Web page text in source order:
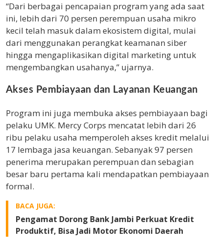
“Dari berbagai pencapaian program yang ada saat
ini, lebih dari 70 persen perempuan usaha mikro
kecil telah masuk dalam ekosistem digital, mulai
dari menggunakan perangkat keamanan siber
hingga mengaplikasikan digital marketing untuk
mengembangkan usahanya,” ujarnya.
Akses Pembiayaan dan Layanan Keuangan
Program ini juga membuka akses pembiayaan bagi
pelaku UMK. Mercy Corps mencatat lebih dari 26
ribu pelaku usaha memperoleh akses kredit melalui
17 lembaga jasa keuangan. Sebanyak 97 persen
penerima merupakan perempuan dan sebagian
besar baru pertama kali mendapatkan pembiayaan
formal.
BACA JUGA:
Pengamat Dorong Bank Jambi Perkuat Kredit
Produktif, Bisa Jadi Motor Ekonomi Daerah